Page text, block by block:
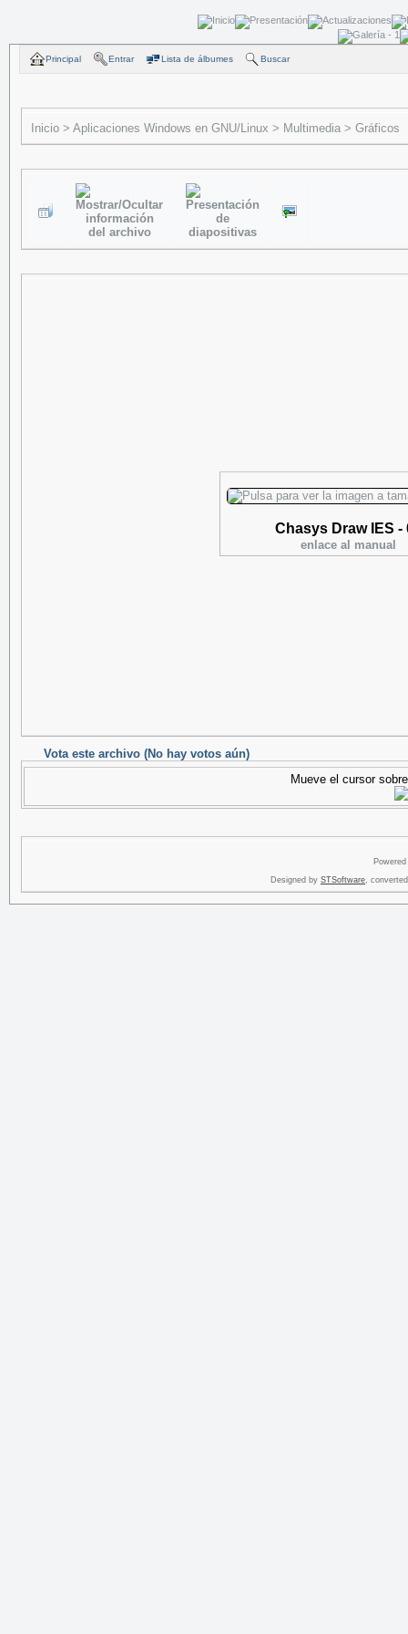
Principal Entrar Lista de álbumes Buscar
Inicio > Aplicaciones Windows en GNU/Linux > Multimedia > Gráficos
Chasys Draw IES -
enlace al manual
Vota este archivo (No hay votos aún)
Mueve el cursor
Designed by STSoftware,